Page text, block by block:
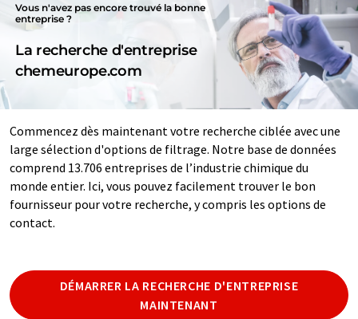
Vous n'avez pas encore trouvé la bonne
entreprise ?
La recherche d'entreprise
chemeurope.com
Commencez dès maintenant votre recherche ciblée avec une
large sélection d'options de filtrage. Notre base de données
comprend 13.706 entreprises de l’industrie chimique du
monde entier. Ici, vous pouvez facilement trouver le bon
fournisseur pour votre recherche, y compris les options de
contact.
DÉMARRER LA RECHERCHE D'ENTREPRISE
MAINTENANT